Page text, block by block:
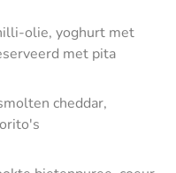
olie, yoghurt met
met pita
cheddar,